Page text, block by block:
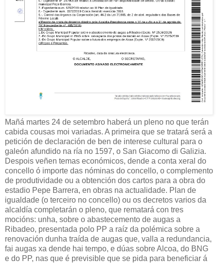
Mañá martes 24 de setembro haberá un pleno no que terán
cabida cousas moi variadas. A primeira que se tratará será a
petición de declaración de ben de interese cultural para o
galeón afundido na ría no 1597, o San Giacomo di Galizia.
Despois veñen temas económicos, dende a conta xeral do
concello ó importe das nóminas do concello, o complemento
de produtividade ou a obtención dos cartos para a obra do
estadio Pepe Barrera, en obras na actualidade. Plan de
igualdade (o terceiro no concello) ou os decretos varios da
alcaldía completarán o pleno, que rematará con tres
mocións: unha, sobre o abastecemento de augas a
Ribadeo, presentada polo PP a raíz da polémica sobre a
renovación dunha traída de augas que, valla a redundancia,
fai augas xa dende hai tempo, e dúas sobre Alcoa, do BNG
e do PP, nas que é previsible que se pida para beneficiar á